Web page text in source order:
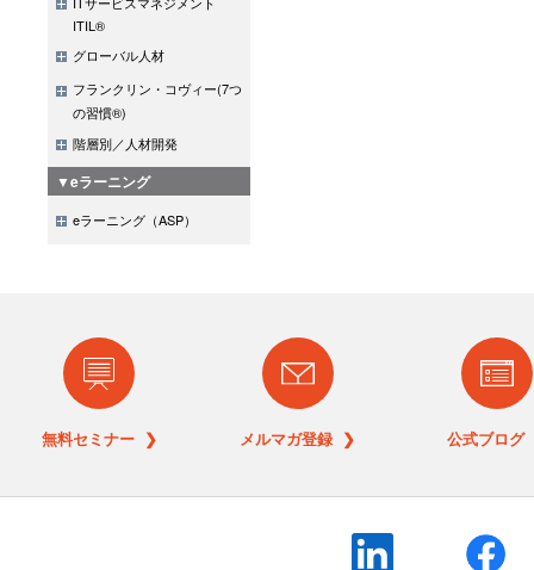
ITIL®
グローバル人材
フランクリン・コヴィー(7つ
の習慣®)
階層別／人材開発
▼eラーニング
eラーニング（ASP）
無料セミナー ❯ メルマガ登録 ❯ 公式ブロ